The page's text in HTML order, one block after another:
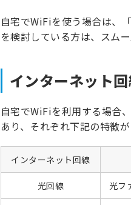
自宅でWiFiを使う場合は、
を検討している方は、スム
インターネット
自宅でWiFiを利用する場合
あり、それぞれ下記の特徴が
インターネット回線
光回線 光フ